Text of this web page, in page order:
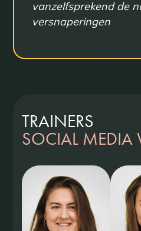
vanzelfsprekend de
versnaperingen
TRAINERS
SOCIAL MEDIA